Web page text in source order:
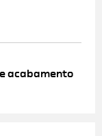
acabamento